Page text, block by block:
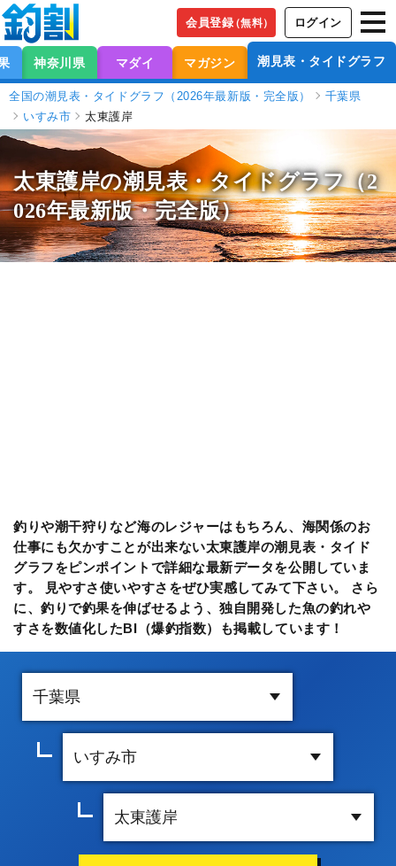
会員登録（無料） ログイン
神奈川県 マダイ マガジン 潮見表・タイドグラフ
全国の潮見表・タイドグラフ（2026年最新版・完全版）
千葉県
いすみ市
太東護岸
太東護岸の潮見表・タイドグラフ（2
026年最新版・完全版）
釣りや潮干狩りなど海のレジャーはもちろん、海関係のお
仕事にも欠かすことが出来ない太東護岸の潮見表・タイド
グラフをピンポイントで詳細な最新データを公開していま
す。 見やすさ使いやすさをぜひ実感してみて下さい。 さら
に、釣りで釣果を伸ばせるよう、独自開発した魚の釣れや
すさを数値化したBI（爆釣指数）も掲載しています！